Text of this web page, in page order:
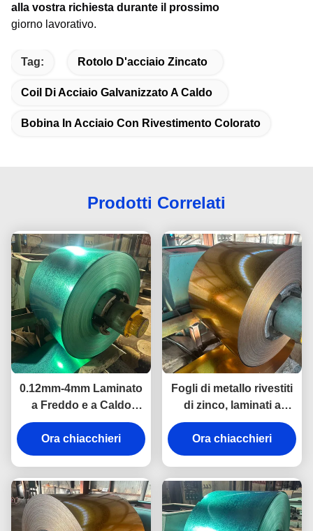
alla vostra richiesta durante il prossimo
giorno lavorativo.
Tag: Rotolo D'acciaio Zincato
Coil Di Acciaio Galvanizzato A Caldo
Bobina In Acciaio Con Rivestimento Colorato
Prodotti Correlati
0.12mm-4mm Laminato
a Freddo e a Caldo
Preverniciato in Acciaio
Galvalume per Edilizia
Ora chiacchieri
Fogli di metallo rivestiti
di zinco, laminati a
freddo, verniciati,
bobine di metallo,
costruzione di pareti,
Ora chiacchieri